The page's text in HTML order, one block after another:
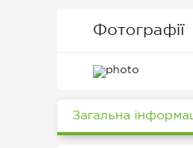
Фотографії
Загальна